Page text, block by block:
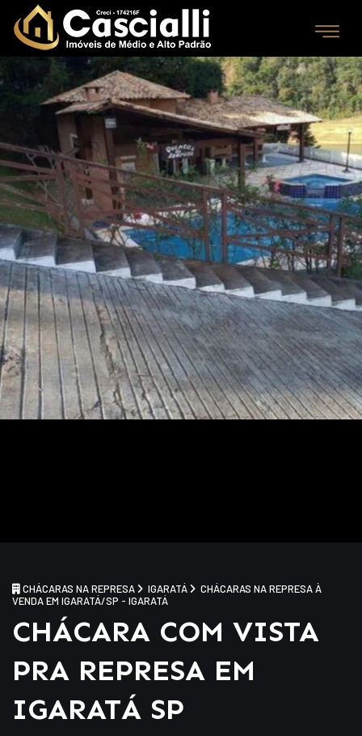
CHÁCARAS NA REPRESA IGARATÁ
CHÁCARAS NA REPRESA À
VENDA EM IGARATÁ/SP - IGARATÁ
CHÁCARA COM VISTA
PRA REPRESA EM
IGARATÁ SP